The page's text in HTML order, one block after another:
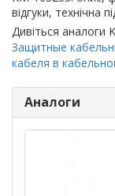
відгуки, технічна
Дивіться аналоги
Защитные
кабеля в
Аналоги